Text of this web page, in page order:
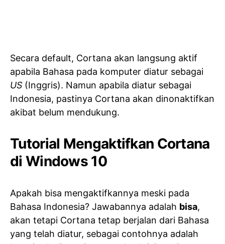
Secara default, Cortana akan langsung aktif
apabila Bahasa pada komputer diatur sebagai
US (Inggris). Namun apabila diatur sebagai
Indonesia, pastinya Cortana akan dinonaktifkan
akibat belum mendukung.
Tutorial Mengaktifkan Cortana
di Windows 10
Apakah bisa mengaktifkannya meski pada
Bahasa Indonesia? Jawabannya adalah bisa,
akan tetapi Cortana tetap berjalan dari Bahasa
yang telah diatur, sebagai contohnya adalah